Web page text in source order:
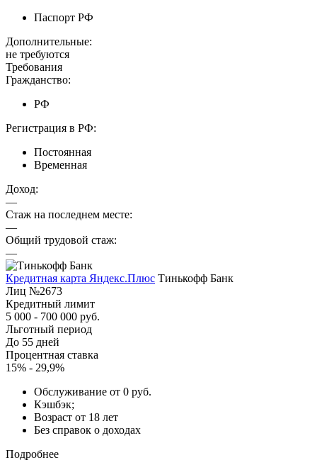
Паспорт РФ
Дополнительные:
не требуются
Требования
Гражданство:
РФ
Регистрация в РФ:
Постоянная
Временная
Доход:
—
Стаж на последнем месте:
—
Общий трудовой стаж:
—
Кредитная карта Яндекс.Плюс Тинькофф Банк
Лиц №2673
Кредитный лимит
5 000 - 700 000 руб.
Льготный период
До 55 дней
Процентная ставка
15% - 29,9%
Обслуживание от 0 руб.
Кэшбэк;
Возраст от 18 лет
Без справок о доходах
Подробнее